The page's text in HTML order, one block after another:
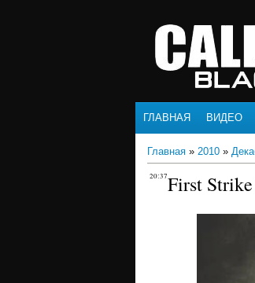
ГЛАВНАЯ ВИДЕО
Главная » 2010 »
20:37First